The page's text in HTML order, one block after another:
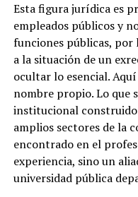
Esta figura jurídica es
empleados públicos y
funciones públicas, por
a la situación de un
ocultar lo esencial.
nombre propio. Lo que
institucional
amplios sectores de la
encontrado en el
experiencia, sino un
universidad pública